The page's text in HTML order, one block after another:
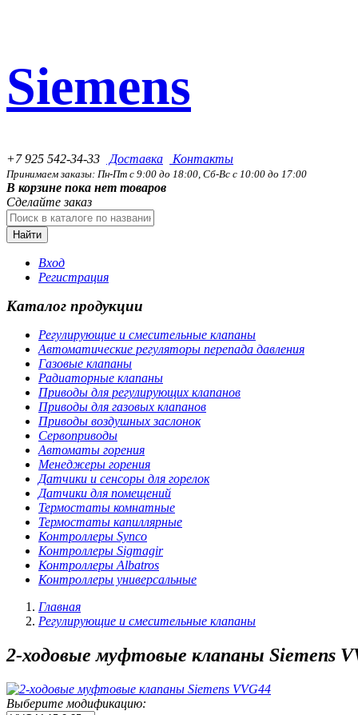
Siemens
+7 925 542-34-33 Доставка Контакты
Принимаем заказы: Пн-Пт с 9:00 до 18:00, Сб-Вс с 10:00 до 17:00
В корзине пока нет товаров
Сделайте заказ
Найти
Вход
Регистрация
Каталог продукции
Регулирующие и смесительные клапаны
Автоматические регуляторы перепада давления
Газовые клапаны
Радиаторные клапаны
Приводы для регулирующих клапанов
Приводы для газовых клапанов
Приводы воздушных заслонок
Сервоприводы
Автоматы горения
Менеджеры горения
Датчики и сенсоры для горелок
Датчики для помещений
Термостаты комнатные
Термостаты капиллярные
Контроллеры Synco
Контроллеры Sigmagir
Контроллеры Albatros
Контроллеры универсальные
Главная
Регулирующие и смесительные клапаны
2-ходовые муфтовые клапаны Siemens
Выберите модификацию: